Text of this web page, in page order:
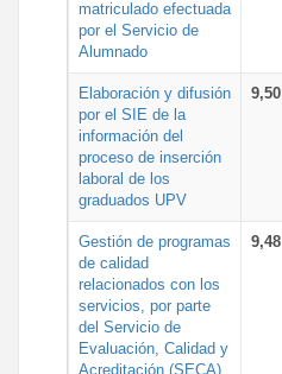
matriculado efectuada
por el Servicio de
Alumnado
Elaboración y difusión
por el SIE de la
información del
proceso de inserción
laboral de los
graduados UPV
9,50
Gestión de programas
de calidad
relacionados con los
servicios, por parte
del Servicio de
Evaluación, Calidad y
Acreditación (SECA)
9,48